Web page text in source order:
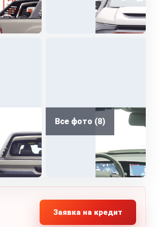
Все фото (8)
Заявка на кредит